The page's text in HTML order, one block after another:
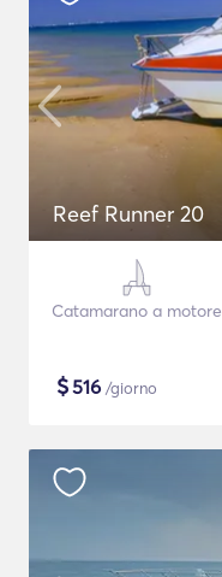
Reef Runner 20
Catamarano a motore
$516 /giorno